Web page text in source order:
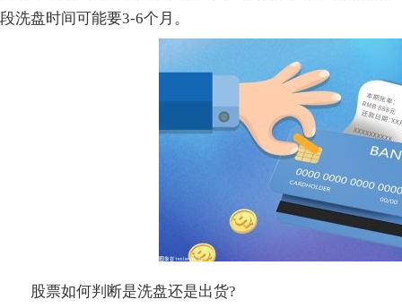
段洗盘时间可能要3-6个月。
股票如何判断是洗盘还是出货?